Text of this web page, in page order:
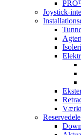
Joystick-
Reservedele